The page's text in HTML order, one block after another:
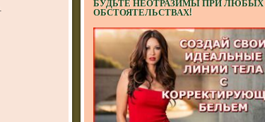
БУДЬТЕ НЕОТРАЗИМЫ ПРИ ЛЮБЫХ
ОБСТОЯТЕЛЬСТВАХ!